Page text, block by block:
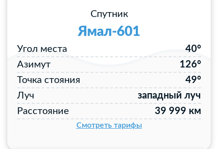
Спутник
Ямал-601
Угол места
40°
Азимут
126°
Точка стояния
49°
Луч
западный луч
Расстояние
39 999 км
Смотреть тарифы